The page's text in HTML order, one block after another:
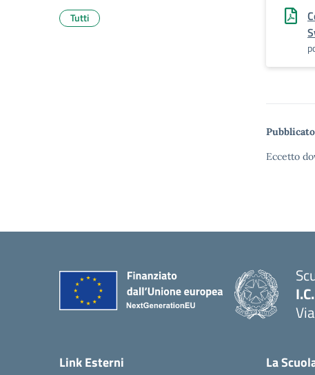
Eccetto
Tutti
Link Esterni La